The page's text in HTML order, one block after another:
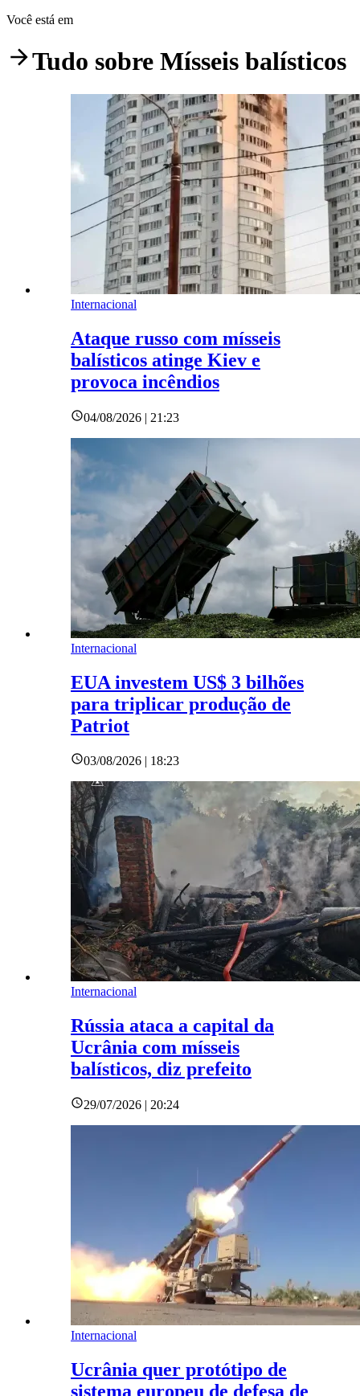
Você está em
Tudo sobre Mísseis balísticos
Internacional
Ataque russo com mísseis
balísticos atinge Kiev e
provoca incêndios
04/08/2026 | 21:23
Internacional
EUA investem US$ 3 bilhões
para triplicar produção de
Patriot
03/08/2026 | 18:23
Internacional
Rússia ataca a capital da
Ucrânia com mísseis
balísticos, diz prefeito
29/07/2026 | 20:24
Internacional
Ucrânia quer protótipo de
sistema europeu de defesa de